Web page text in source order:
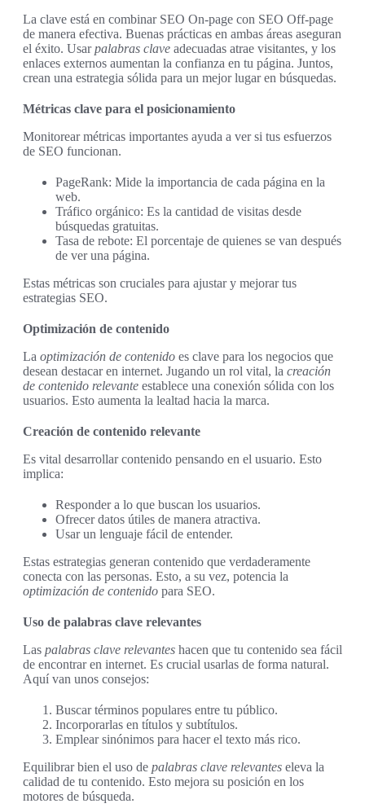
La clave está en combinar SEO On-page con SEO Off-page
de manera efectiva. Buenas prácticas en ambas áreas aseguran
el éxito. Usarpalabras clave adecuadas atrae visitantes, y los
enlaces externos aumentan la confianza en tu página. Juntos,
crean una estrategia sólida para un mejor lugar en búsquedas.
Métricas clave para el posicionamiento
Monitorear métricas importantes ayuda a ver si tus esfuerzos
de SEO funcionan.
PageRank: Mide la importancia de cada página en la
web.
Tráfico orgánico: Es la cantidad de visitas desde
búsquedas gratuitas.
Tasa de rebote: El porcentaje de quienes se van después
de ver una página.
Estas métricas son cruciales para ajustar y mejorar tus
estrategias SEO.
Optimización de contenido
La optimización de contenido es clave para los negocios que
desean destacar en internet. Jugando un rol vital, la creación
de contenido relevante establece una conexión sólida con los
usuarios. Esto aumenta la lealtad hacia la marca.
Creación de contenido relevante
Es vital desarrollar contenido pensando en el usuario. Esto
implica:
Responder a lo que buscan los usuarios.
Ofrecer datos útiles de manera atractiva.
Usar un lenguaje fácil de entender.
Estas estrategias generan contenido que verdaderamente
conecta con las personas. Esto, a su vez, potencia la
optimización de contenido para SEO.
Uso de palabras clave relevantes
Las palabras clave relevantes hacen que tu contenido sea fácil
de encontrar en internet. Es crucial usarlas de forma natural.
Aquí van unos consejos:
Buscar términos populares entre tu público.
Incorporarlas en títulos y subtítulos.
Emplear sinónimos para hacer el texto más rico.
Equilibrar bien el uso de palabras clave relevantes eleva la
calidad de tu contenido. Esto mejora su posición en los
motores de búsqueda.